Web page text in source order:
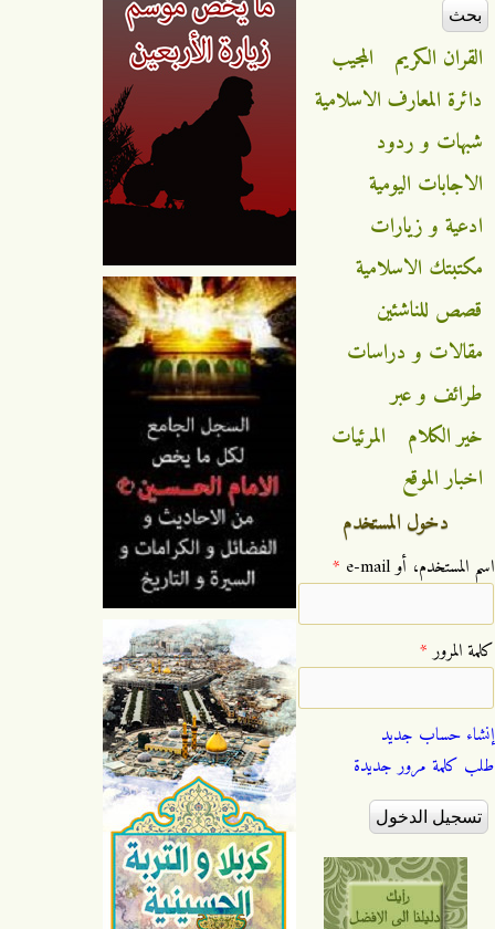
القران الكريم
المجيب
دائرة المعارف الاسلامية
شبهات و ردود
الاجابات اليومية
ادعية و زيارات
مكتبتك الاسلامية
قصص للناشئين
مقالات و دراسات
طرائف و عبر
خير الكلام
المرئيات
اخبار الموقع
دخول المستخدم
‏اسم المستخدم، أو e-mail ‏ *
‏كلمة المرور ‏*
إنشاء حساب جديد
طلب كلمة مرور جديدة